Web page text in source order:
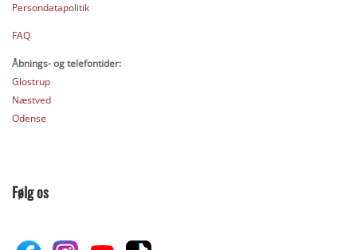
Persondatapolitik
FAQ
Åbnings- og telefontider:
Glostrup
Næstved
Odense
Følg os